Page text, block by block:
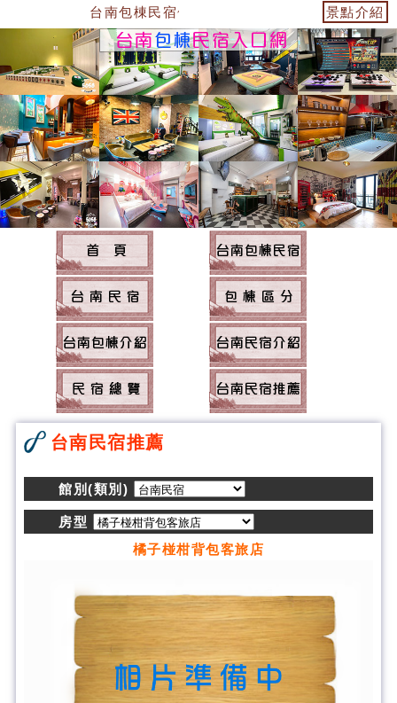
台南包棟民宿~台南民宿住宿 景點介紹
台南民宿推薦
館別(類別)
房型
橘子椪柑背包客旅店